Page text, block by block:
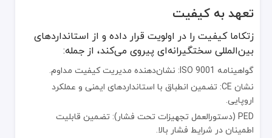
تعهد به کیفیت
زتکاما کیفیت را در اولویت قرار داده و از استانداردهای
بین‌المللی سختگیرانه‌ای پیروی می‌کند، از جمله:
گواهینامه ISO 9001: نشان‌دهنده مدیریت کیفیت مداوم.
نشان CE: تضمین انطباق با استانداردهای ایمنی و عملکرد
اروپایی.
PED (دستورالعمل تجهیزات تحت فشار): تضمین قابلیت
اطمینان در شرایط فشار بالا.